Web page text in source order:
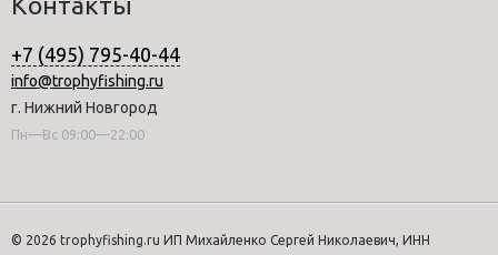
+7 (495) 795-40-44
info@trophyfishing.ru
г. Нижний Новгород
Пн—Вс 09:00—22:00
© 2026 trophyfishing.ru ИП Михайленко Сергей Николаевич, ИНН